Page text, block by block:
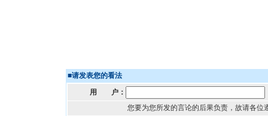
■请发表您的看法
用 户：
您要为您所发的言论的后果负责，故请各位